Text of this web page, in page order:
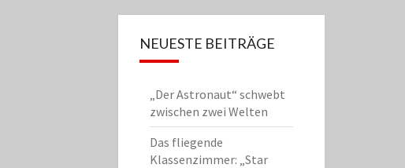
NEUESTE BEITRÄGE
„Der Astronaut“ schwebt
zwischen zwei Welten
Das fliegende
Klassenzimmer: „Star